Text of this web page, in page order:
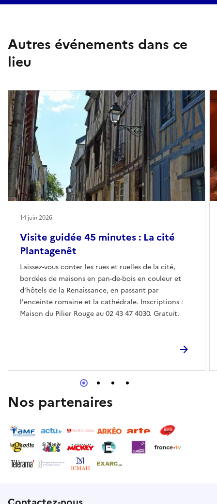
Autres événements dans ce
lieu
Visite guidée 45 minutes : La cité
Plantagenêt
Laissez-vous conter les rues et ruelles de la cité,
bordées de maisons en pan-de-bois en couleur et
d'hôtels de la Renaissance, en passant par
l'enceinte romaine et la cathédrale. Inscriptions :
Maison du Pilier Rouge au 02 43 47 4030. Gratuit.
14 juin 2026
Nos partenaires